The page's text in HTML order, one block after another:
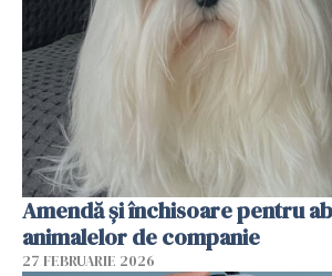
Amendă și închisoare pentru
animalelor de companie
27 FEBRUARIE 2026